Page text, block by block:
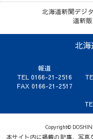
北海道新聞デジ
道新
北
報道
TEL 0166-21-2516
FAX 0166-21-2517
Copyright©
本サイト内に掲載の記事、写